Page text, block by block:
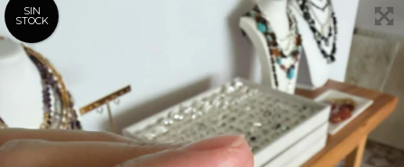
SIN
STOCK